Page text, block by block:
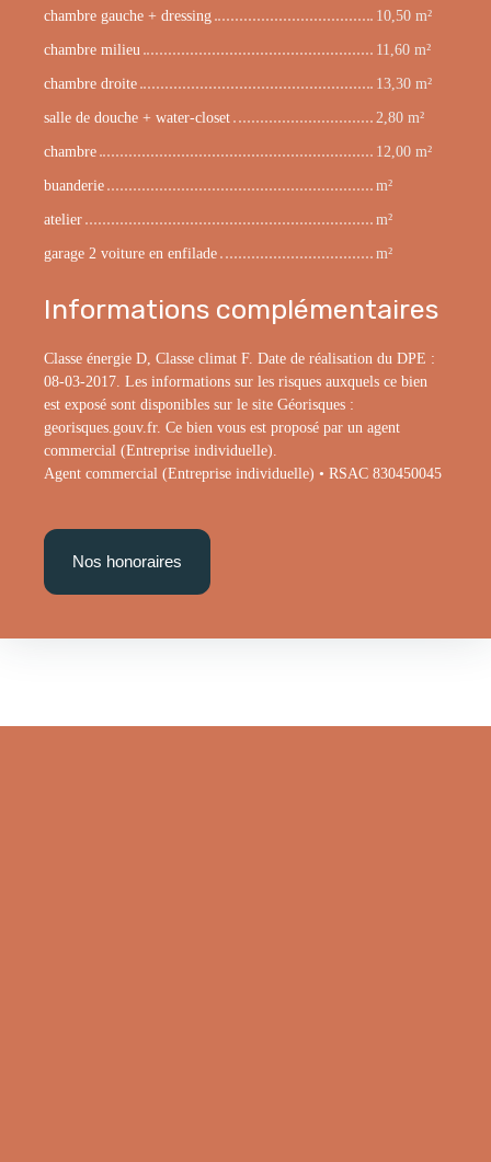
chambre gauche + dressing
10,50 m²
chambre milieu
11,60 m²
chambre droite
13,30 m²
salle de douche + water-closet
2,80 m²
chambre
12,00 m²
buanderie
m²
atelier
m²
garage 2 voiture en enfilade
m²
Informations complémentaires
Classe énergie D, Classe climat F. Date de réalisation du DPE :
08-03-2017. Les informations sur les risques auxquels ce bien
est exposé sont disponibles sur le site Géorisques :
georisques.gouv.fr. Ce bien vous est proposé par un agent
commercial (Entreprise individuelle).
Agent commercial (Entreprise individuelle) • RSAC 830450045
Nos honoraires